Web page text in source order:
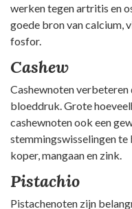
werken tegen artritis en
goede bron van calcium,
fosfor.
Cashew
Cashewnoten
bloeddruk. Grote
cashewnoten ook een
stemmingswisselingen te
koper, mangaan en zink.
Pistachio
Pistachenoten zijn